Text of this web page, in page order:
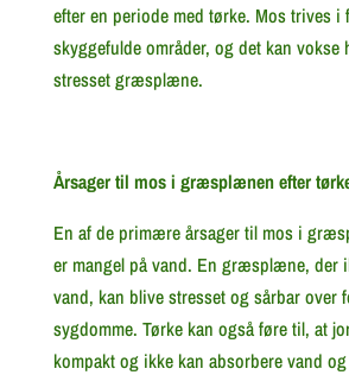
efter en periode med tørke. Mos trives i
skyggefulde områder, og det kan
stresset græsplæne.
Årsager til mos i græsplænen efter
En af de primære årsager til mos i
er mangel på vand. En græsplæne, der
vand, kan blive stresset og sårbar over
sygdomme. Tørke kan også føre til, at
kompakt og ikke kan absorbere vand